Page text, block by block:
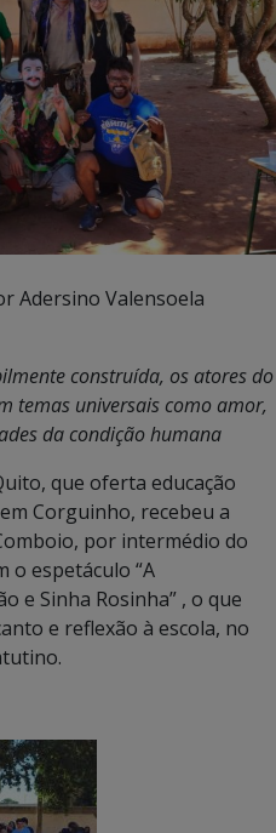
Adersino Valensoela
construída, os atores do
temas universais como amor,
da condição humana
que oferta educação
Corguinho, recebeu a
por intermédio do
o espetáculo “A
e Sinha Rosinha” , o que
e reflexão à escola, no